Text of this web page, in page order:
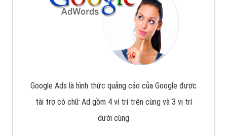
Google Ads là hình thức quảng cáo của Google được
tài trợ có chữ Ad gồm 4 ví trí trên cùng và 3 vị trí
dưới cùng